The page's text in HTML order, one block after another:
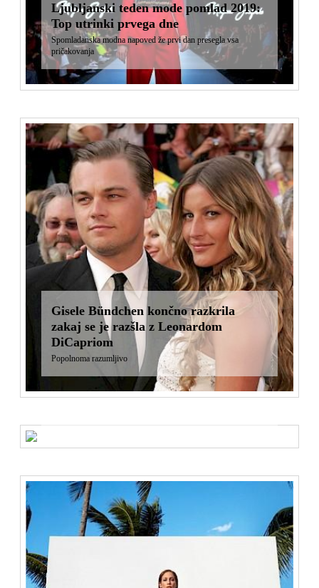
Ljubljanski teden mode pomlad 2019:
Top utrinki prvega dne
Spomladanska modna napoved že prvi dan presegla vsa
pričakovanja
Gisele Bündchen končno razkrila
zakaj se je razšla z Leonardom
DiCapriom
Popolnoma razumljivo
Pantenov novi ambasador je dojenček